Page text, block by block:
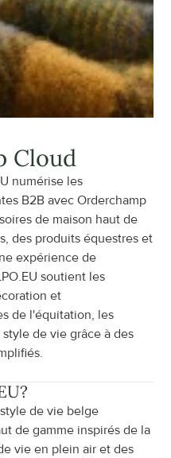
Cloud
numérise les
B2B avec Orderchamp
de maison haut de
des produits équestres et
expérience de
soutient les
et
de l'équitation, les
de vie grâce à des
?
de vie belge
de gamme inspirés de la
vie en plein air et des